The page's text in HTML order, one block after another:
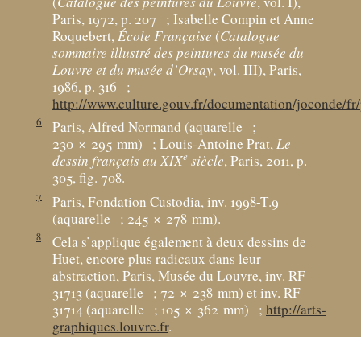
Paris, 1972, p. 207
; Isabelle Compin et Anne
Roquebert, École Française (Catalogue
sommaire illustré des peintures du musée du
Louvre et du musée d’Orsay, vol. III), Paris,
1986, p. 316
;
http://www.culture.gouv.fr/documentation/joconde/
6 Paris, Alfred Normand (aquarelle
;
230 × 295 mm) ; Louis-Antoine Prat,Le
dessin français au XIXe siècle, Paris, 2011, p.
305, fig. 708.
7
Paris, Fondation Custodia, inv. 1998-T.9
(aquarelle
; 245 × 278 mm).
8
Cela s’applique également à deux dessins de
Huet, encore plus radicaux dans leur
abstraction, Paris, Musée du Louvre, inv. RF
31713 (aquarelle
; 72 × 238 mm) et inv. RF
31714 (aquarelle
; 105 × 362 mm) ; http://arts-
graphiques.louvre.fr.